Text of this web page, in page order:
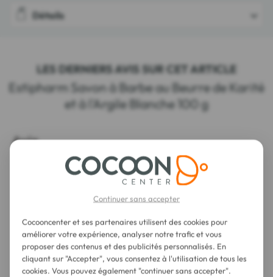
Détails
LES DERNIERS AVIS SUR CET ARTICLE
Estipharm Savon à Barbe au Beurre de Karité
et à l'Argile Blanche 100 g
Continuer sans accepter
Cocooncenter et ses partenaires utilisent des cookies pour
améliorer votre expérience, analyser notre trafic et vous
proposer des contenus et des publicités personnalisés. En
cliquant sur "Accepter", vous consentez à l'utilisation de tous les
cookies. Vous pouvez également "continuer sans accepter".